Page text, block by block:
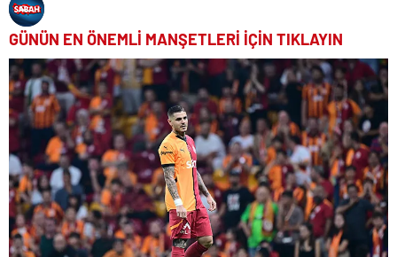
GÜNÜN EN ÖNEMLİ MANŞETLERİ İÇİN TIKLAYIN